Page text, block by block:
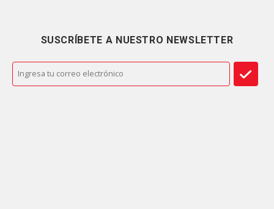
SUSCRÍBETE A NUESTRO NEWSLETTER